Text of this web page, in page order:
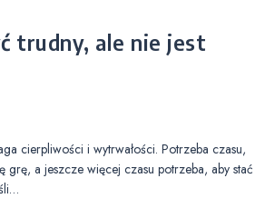
trudny, ale nie jest
cierpliwości i wytrwałości. Potrzeba czasu,
grę, a jeszcze więcej czasu potrzeba, aby stać